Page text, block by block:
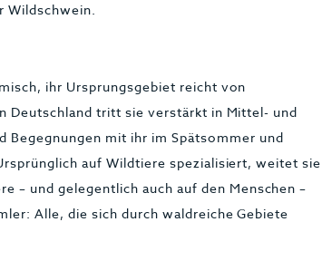
Wildschwein.
ihr Ursprungsgebiet reicht von
Deutschland tritt sie verstärkt in Mittel- und
Begegnungen mit ihr im Spätsommer und
auf Wildtiere spezialisiert, weitet sie
– und gelegentlich auch auf den Menschen –
Alle, die sich durch waldreiche Gebiete